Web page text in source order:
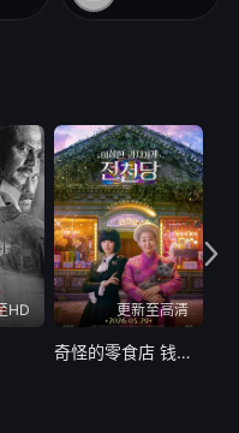
HD 更新至高清
奇怪的零食店 钱天堂